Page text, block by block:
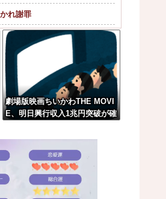
れ謝罪
？w w w w ...
w w
劇場版映画ちいかわTHE MOVI
E、明日興行収入1兆円突破が確
ｗ